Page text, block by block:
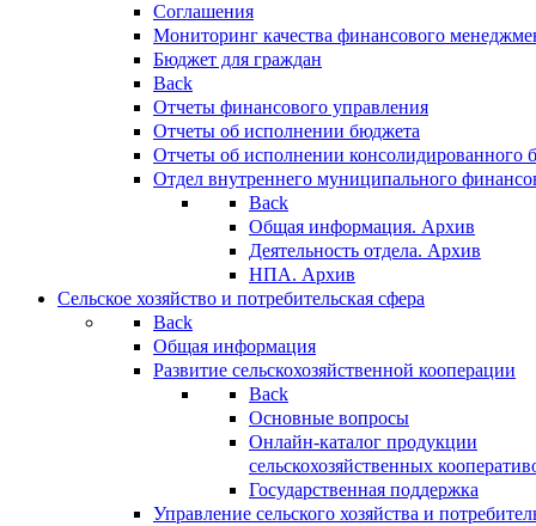
Соглашения
Мониторинг качества финансового
Бюджет для граждан
Back
Отчеты финансового управления
Отчеты об исполнении бюджета
Отчеты об исполнении консолидированного
Отдел внутреннего муниципального
Back
Общая информация. Архив
Деятельность отдела. Архив
НПА. Архив
Сельское хозяйство и потребительская сфера
Back
Общая информация
Развитие сельскохозяйственной кооперации
Back
Основные вопросы
Онлайн-каталог продукции
сельскохозяйственных
Государственная поддержка
Управление сельского хозяйства и